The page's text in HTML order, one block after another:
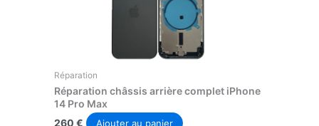
Réparation
Réparation châssis arrière complet iPhone
14 Pro Max
260 € Ajouter au panier